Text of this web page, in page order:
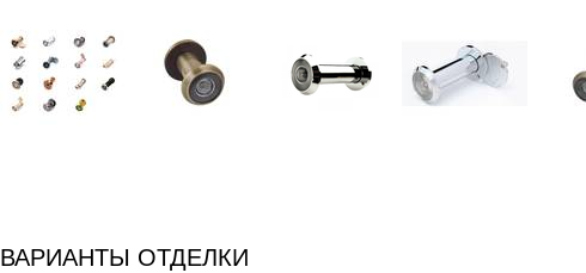
ВАРИАНТЫ ОТДЕЛКИ